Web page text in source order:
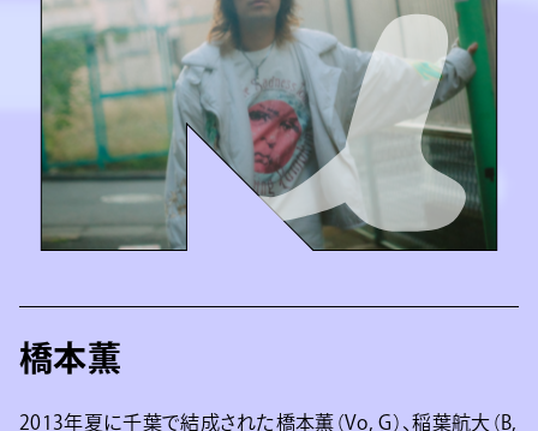
橋本薫
2013年夏に千葉で結成された橋本薫（Vo, G）、稲葉航大（B,